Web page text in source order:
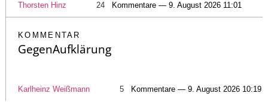
Thorsten Hinz 24 Kommentare — 9. August 2026 11:01
KOMMENTAR
GegenAufklärung
Karlheinz Weißmann 5 Kommentare — 9. August 2026 10:19